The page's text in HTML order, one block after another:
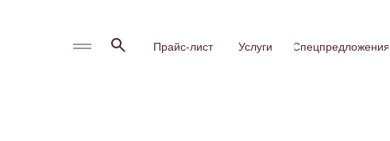
Спецпредложения
Услуги
Прайс-лист